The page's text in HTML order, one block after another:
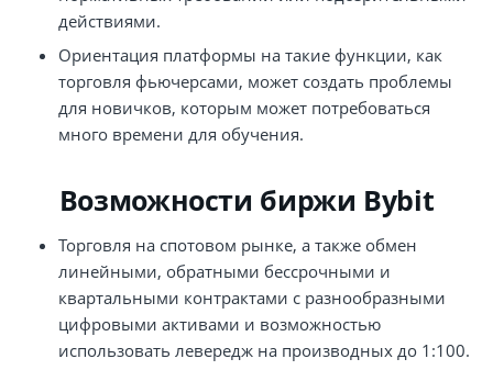
действиями.
Ориентация платформы на такие функции, как
торговля фьючерсами, может создать проблемы
для новичков, которым может потребоваться
много времени для обучения​.
Возможности биржи Bybit
Торговля на спотовом рынке, а также обмен
линейными, обратными бессрочными и
квартальными контрактами с разнообразными
цифровыми активами и возможностью
использовать левередж на производных до 1:100.